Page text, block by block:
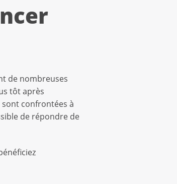
de nombreuses
tôt après
sont confrontées à
de répondre de